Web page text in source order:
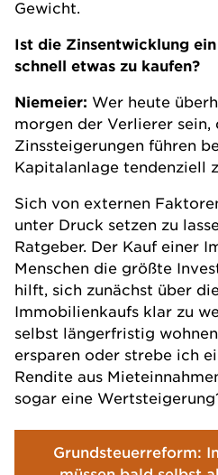
Gewicht.
Ist die Zinsentwicklung
schnell etwas zu kaufen?
Niemeier: Wer heute
morgen der Verlierer
Zinssteigerungen führen
Kapitalanlage tendenziell
Sich von externen
unter Druck setzen zu
Ratgeber. Der Kauf einer
Menschen die größte
hilft, sich zunächst über
Immobilienkaufs klar zu
selbst längerfristig
ersparen oder strebe ich
Rendite aus
sogar eine
Grundsteuerreform: